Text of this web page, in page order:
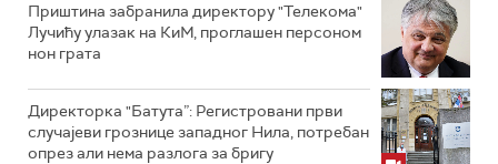
Приштина забранила директору "Телекома"
Лучићу улазак на КиМ, проглашен персоном
нон грата
Директорка "Батута”: Регистровани први
случајеви грознице западног Нила, потребан
опрез али нема разлога за бригу